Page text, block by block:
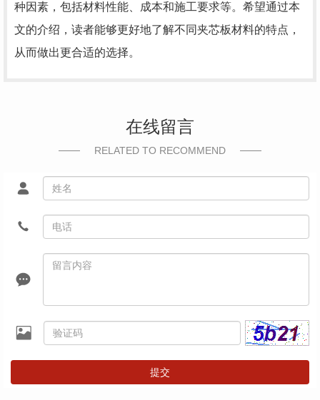
种因素，包括材料性能、成本和施工要求等。希望通过本
文的介绍，读者能够更好地了解不同夹芯板材料的特点，
从而做出更合适的选择。
在线留言
RELATED TO RECOMMEND
提交